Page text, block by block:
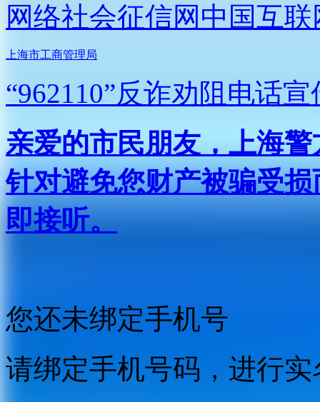
网络社会征信网 中国互
上海市工商管理局
“962110”反诈劝阻电话宣
亲爱的市民朋友，上海
针对避免您财产被骗受
即接听。
您还未绑定手机号
请绑定手机号码，进行